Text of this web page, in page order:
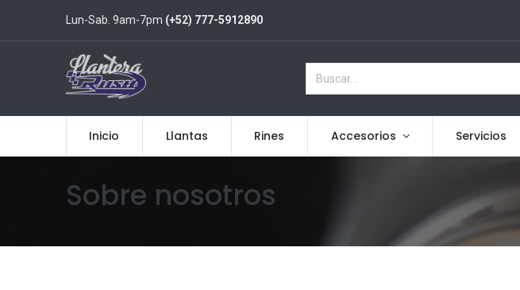
Lun-Sab. 9am-7pm (+52) 777-5912890
Inicio Llantas Rines Accesorios Servicios
Sobre nosotros